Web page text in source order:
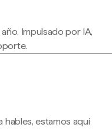
Impulsado por IA,
hables, estamos aquí